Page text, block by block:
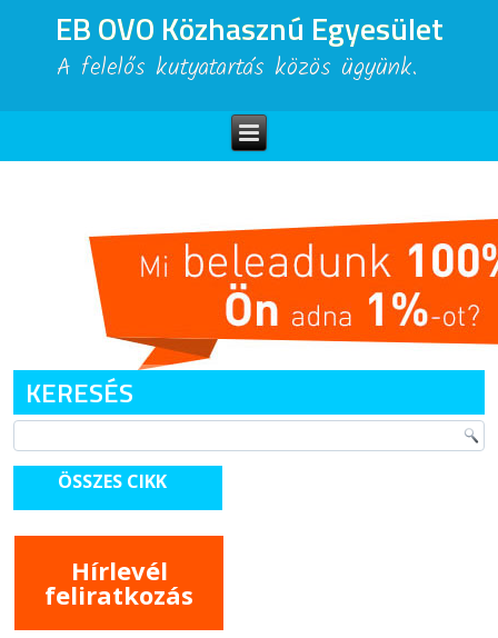
EB OVO Közhasznú Egyesület
A felelős kutyatartás közös ügyünk.
KERESÉS
ÖSSZES CIKK
Hírlevél
feliratkozás